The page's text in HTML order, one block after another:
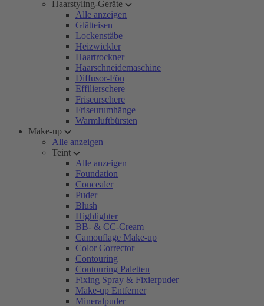
Haarstyling-Geräte
Alle anzeigen
Glätteisen
Lockenstäbe
Heizwickler
Haartrockner
Haarschneidemaschine
Diffusor-Fön
Effilierschere
Friseurschere
Friseurumhänge
Warmluftbürsten
Make-up
Alle anzeigen
Teint
Alle anzeigen
Foundation
Concealer
Puder
Blush
Highlighter
BB- & CC-Cream
Camouflage Make-up
Color Corrector
Contouring
Contouring Paletten
Fixing Spray & Fixierpuder
Make-up Entferner
Mineralpuder